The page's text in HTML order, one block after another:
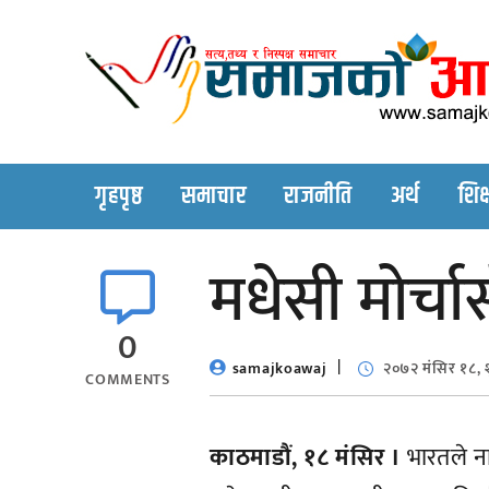
गृहपृष्ठ समाचार राजनीति अर्थ
0
COMMENTS
मधेसी
samajkoawaj २०७२ मंसिर १८,
काठमाडौं, १८ मंसिर । भारतले